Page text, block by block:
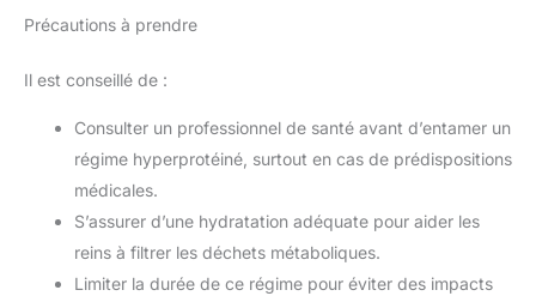
Précautions à prendre
Il est conseillé de :
Consulter un professionnel de santé avant d’entamer un
régime hyperprotéiné, surtout en cas de prédispositions
médicales.
S’assurer d’une hydratation adéquate pour aider les
reins à filtrer les déchets métaboliques.
Limiter la durée de ce régime pour éviter des impacts